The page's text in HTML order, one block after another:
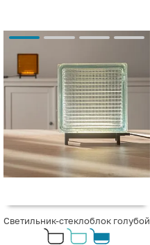
Светильник-стеклоблок голубой